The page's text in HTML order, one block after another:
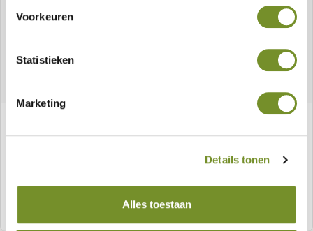
Voorkeuren
Statistieken
Marketing
Details tonen
Alles toestaan
Meer informatie